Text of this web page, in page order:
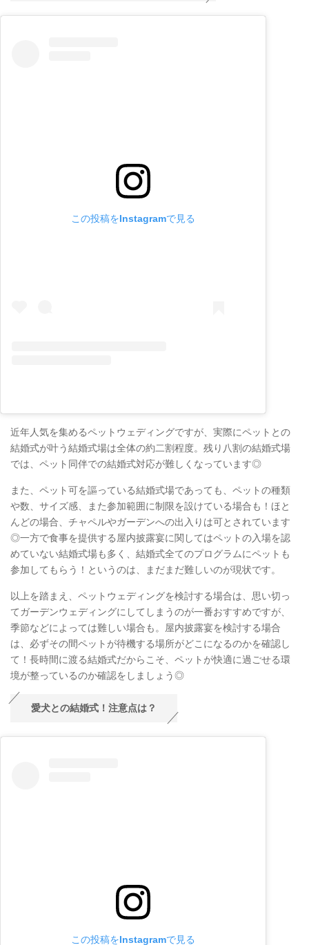
この投稿をInstagramで見る
近年人気を集めるペットウェディングですが、実際にペットとの
結婚式が叶う結婚式場は全体の約二割程度。残り八割の結婚式場
では、ペット同伴での結婚式対応が難しくなっています◎
また、ペット可を謳っている結婚式場であっても、ペットの種類
や数、サイズ感、また参加範囲に制限を設けている場合も！ほと
んどの場合、チャペルやガーデンへの出入りは可とされています
◎一方で食事を提供する屋内披露宴に関してはペットの入場を認
めていない結婚式場も多く、結婚式全てのプログラムにペットも
参加してもらう！というのは、まだまだ難しいのが現状です。
以上を踏まえ、ペットウェディングを検討する場合は、思い切っ
てガーデンウェディングにしてしまうのが一番おすすめですが、
季節などによっては難しい場合も。屋内披露宴を検討する場合
は、必ずその間ペットが待機する場所がどこになるのかを確認し
て！長時間に渡る結婚式だからこそ、ペットが快適に過ごせる環
境が整っているのか確認をしましょう◎
愛犬との結婚式！注意点は？
この投稿をInstagramで見る